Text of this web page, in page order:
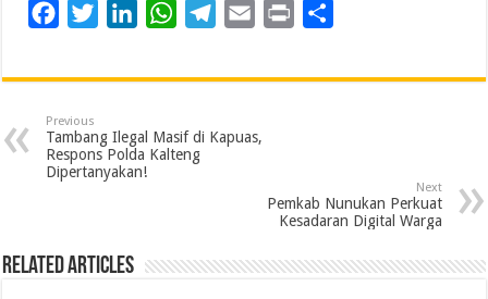
c
b
o
i
t
e
n
e
d
W
a
s
A
l
g
a
l
i
a
Previous
Tambang Ilegal Masif di Kapuas,
Respons Polda Kalteng
Dipertanyakan!
Next
Pemkab Nunukan Perkuat
Kesadaran Digital Warga
Related Articles